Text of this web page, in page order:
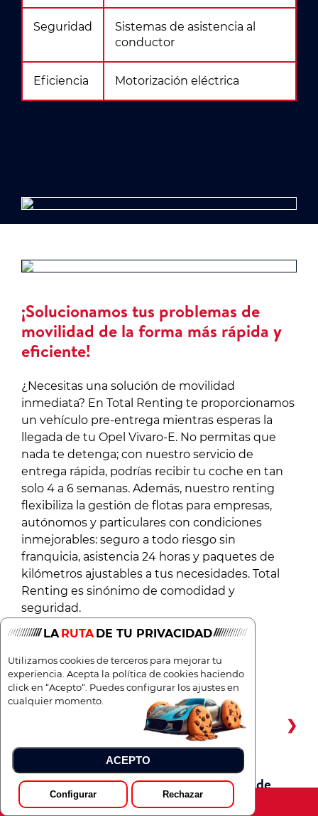
Seguridad
Sistemas de asistencia al
conductor
Eficiencia Motorización eléctrica
¡Solucionamos tus problemas de
movilidad de la forma más rápida y
eficiente!
¿Necesitas una solución de movilidad
inmediata? En Total Renting te proporcionamos
un vehículo pre-entrega mientras esperas la
llegada de tu Opel Vivaro-E. No permitas que
nada te detenga; con nuestro servicio de
entrega rápida, podrías recibir tu coche en tan
solo 4 a 6 semanas. Además, nuestro renting
flexibiliza la gestión de flotas para empresas,
autónomos y particulares con condiciones
inmejorables: seguro a todo riesgo sin
franquicia, asistencia 24 horas y paquetes de
kilómetros ajustables a tus necesidades. Total
Renting es sinónimo de comodidad y
seguridad.
Preguntas frecuentes
¿Qué ventajas tiene el renting del Opel
Vivaro-E con respecto a la compra?
¿Cómo funciona el proceso de solicitud de
un Opel Vivaro-E en renting?
LA RUTA DE TU PRIVACIDAD
Utilizamos cookies de terceros para mejorar tu
experiencia. Acepta la política de cookies haciendo
click en “Acepto“. Puedes configurar los ajustes en
cualquier momento.
ACEPTO
Configurar Rechazar